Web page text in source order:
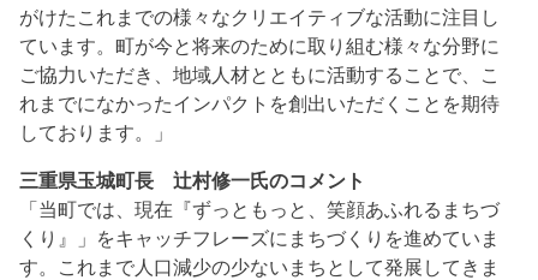
がけたこれまでの様々なクリエイティブな活動に注目し
ています。町が今と将来のために取り組む様々な分野に
ご協力いただき、地域人材とともに活動することで、こ
れまでになかったインパクトを創出いただくことを期待
しております。」
三重県玉城町長 辻村修一氏のコメント
「当町では、現在『ずっともっと、笑顔あふれるまちづ
くり』」をキャッチフレーズにまちづくりを進めていま
す。これまで人口減少の少ないまちとして発展してきま